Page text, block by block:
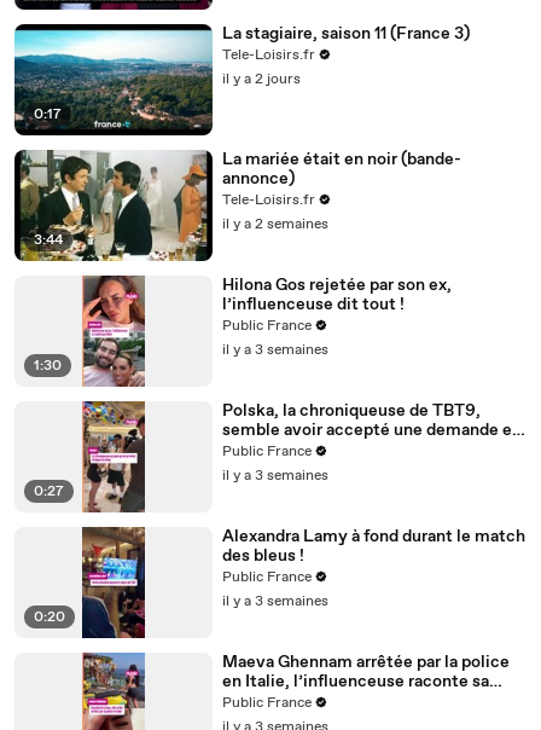
0:17
La stagiaire, saison 11 (France 3)
Tele-Loisirs.fr
il y a 2 jours
3:44
La mariée était en noir (bande-
annonce)
Tele-Loisirs.fr
il y a 2 semaines
1:30
Hilona Gos rejetée par son ex,
l’influenceuse dit tout !
Public France
il y a 3 semaines
0:27
Polska, la chroniqueuse de TBT9,
semble avoir accepté une demande en
mariage de son ami créateur de
contenu Anis
Public France
il y a 3 semaines
0:20
Alexandra Lamy à fond durant le match
des bleus !
Public France
il y a 3 semaines
Maeva Ghennam arrêtée par la police
en Italie, l’influenceuse raconte sa
mésaventure
Public France